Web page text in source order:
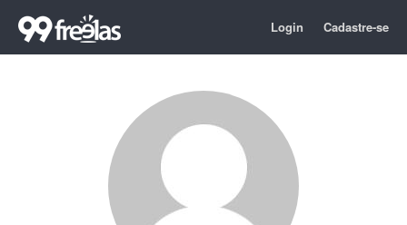
Login Cadastre-se